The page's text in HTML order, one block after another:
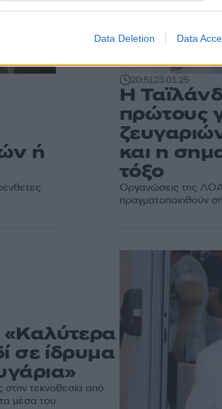
Data Deletion Data
ή
20:5123.01.25
Η
πρώτους
και η
τόξο
Οργανώσεις της
πραγματοποιηθούν
σε ίδρυμα
τεκνοθεσία από
μέσα του